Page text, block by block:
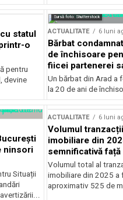
statul
o
pentru
devine
Sursă foto: Shutterstock
ACTUALITATE 6 luni
Bărbat
de închisoare
fiicei partenerei
Un bărbat din Arad a
la 20 de ani de
ninsori
Situații
ACTUALITATE 6 luni
Volumul
imobiliare din
semnificativă față
Volumul total al
imobiliare din 2025 a
aproximativ 525 de